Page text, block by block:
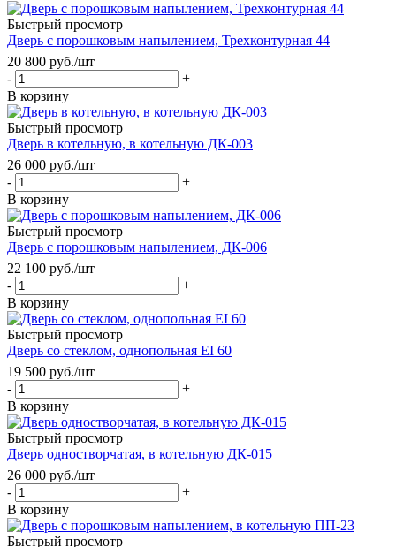
Быстрый просмотр
Дверь с порошковым напылением, Трехконтурная 44
20 800 руб./шт
-
+
В корзину
Быстрый просмотр
Дверь в котельную, в котельную ДК-003
26 000 руб./шт
-
+
В корзину
Быстрый просмотр
Дверь с порошковым напылением, ДК-006
22 100 руб./шт
-
+
В корзину
Быстрый просмотр
Дверь со стеклом, однопольная EI 60
19 500 руб./шт
-
+
В корзину
Быстрый просмотр
Дверь одностворчатая, в котельную ДК-015
26 000 руб./шт
-
+
В корзину
Быстрый просмотр